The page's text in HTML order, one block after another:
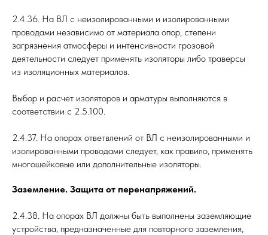
2.4.36. На ВЛ с неизолированными и изолированными
проводами независимо от материала опор, степени
загрязнения атмосферы и интенсивности грозовой
деятельности следует применять изоляторы либо траверсы
из изоляционных материалов.
Выбор и расчет изоляторов и арматуры выполняются в
соответствии с 2.5.100.
2.4.37. На опорах ответвлений от ВЛ с неизолированными и
изолированными проводами следует, как правило, применять
многошейковые или дополнительные изоляторы.
Заземление. Защита от перенапряжений.
2.4.38. На опорах ВЛ должны быть выполнены заземляющие
устройства, предназначенные для повторного заземления,